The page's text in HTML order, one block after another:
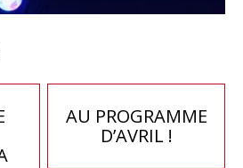
AU PROGRAMME
D’AVRIL !